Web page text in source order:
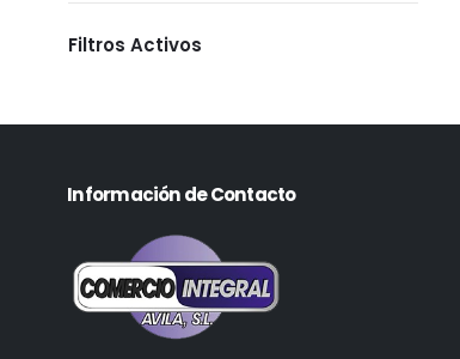
Filtros Activos
Información de Contacto